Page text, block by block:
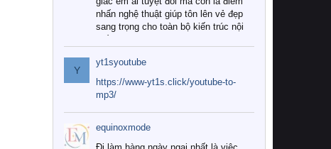
nhấn nghệ thuật giúp tôn lên vẻ đẹp
sang trọng cho toàn bộ kiến trúc nội
Tuy nhiên, giữa thị trường đa dạng
với vô vàn thương hiệu và mẫu mã
như hiện nay, làm thế nào để chọn
được những bộ chăn ga gối đệm cao
cấp thực sự chất lượng, phù hợp với
khí hậu và nhu cầu sử dụng của gia
đình? Hãy cùng chúng tôi đi tìm lời
Y
yt1syoutube
https://www-yt1s.click/youtube-to-
mp3/
equinoxmode